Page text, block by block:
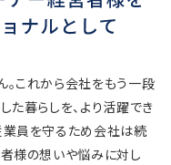
これから会社をもう一段
た暮らしを、より活躍でき
業員を守るため会社は続
様の想いや悩みに対し